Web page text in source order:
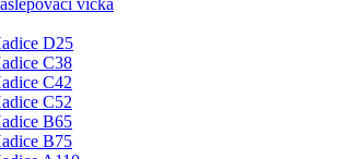
víčka
D25
C38
C42
C52
B65
B75